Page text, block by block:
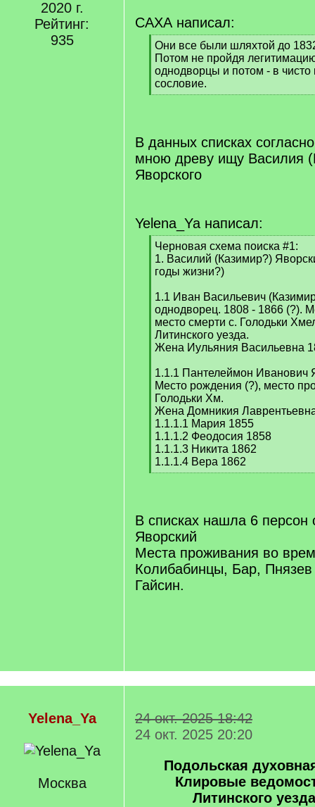
2020 г.
Рейтинг:
935
САХА написал:
[
q
]
Они все были шляхтой до
Потом не пройдя
однодворцы и потом - в чисто
сословие.
[
В данных списках
мною древу ищу Василия
Яворского
Yelena_Ya написал:
[
q
]
Черновая схема поиска #1:
1. Василий (Казимир?)
годы жизни?)
1.1 Иван Васильевич
однодворец. 1808 - 1866 (?).
место смерти с. Голодьки
Литинского уезда.
Жена Иульяния Васильевна
1.1.1 Пантелеймон Иванович
Место рождения (?), место
Голодьки Хм.
Жена Домникия
1.1.1.1 Мария 1855
1.1.1.2 Феодосия 1858
1.1.1.3 Никита 1862
1.1.1.4 Вера 1862
[
В списках нашла 6
Яворский
Места проживания во
Колибабинцы, Бар,
Гайсин.
Yelena_Ya
Москва
24 окт. 2025 18:42
24 окт. 2025 20:20
Подольская
Клировые
Литинского